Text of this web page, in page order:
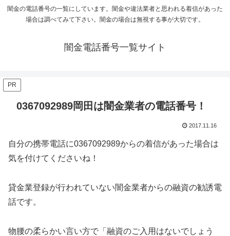
闇金の電話番号の一覧にしています。闇金や違法業者と思われる着信があった
場合は調べてみて下さい。闇金の場合は無視する事が大切です。
闇金電話番号一覧サイト
PR
0367092989岡田は闇金業者の電話番号！
2017.11.16
自分の携帯電話に0367092989からの着信があった場合は
気を付けてくださいね！
貸金業登録が行われていない闇金業者からの融資の勧誘電
話です。
物腰の柔らかい言い方で「融資のご入用はないでしょう